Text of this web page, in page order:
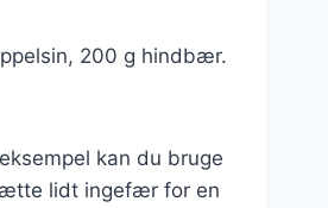
200 g hindbær.
kan du bruge
lidt ingefær for en